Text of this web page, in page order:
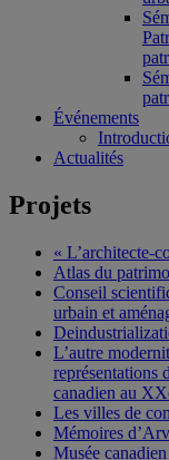
Événements
Actualités
Projets
« L’architecte-
Atlas du
Conseil
urbain et
L’autre
représentations
canadien au
Les villes de
Mémoires
Musée